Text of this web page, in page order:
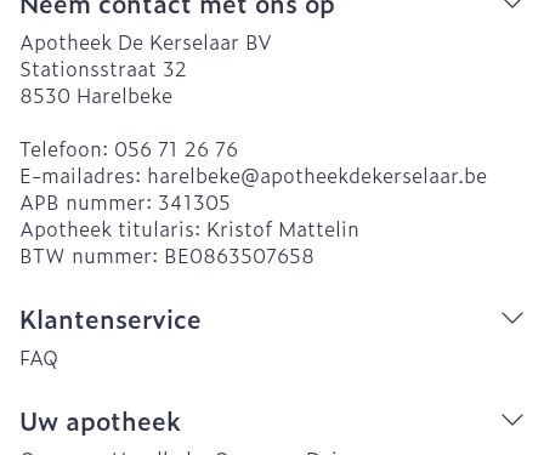
Apotheek De Kerselaar BV
Stationsstraat 32
8530 Harelbeke
Telefoon: 056 71 26 76
E-mailadres: harelbeke@apotheekdekerselaar.be
APB nummer: 341305
Apotheek titularis: Kristof Mattelin
BTW nummer: BE0863507658
Klantenservice
FAQ
Uw apotheek